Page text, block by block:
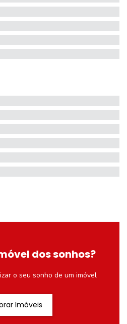
dos sonhos?
o seu sonho de um imóvel
Imóveis